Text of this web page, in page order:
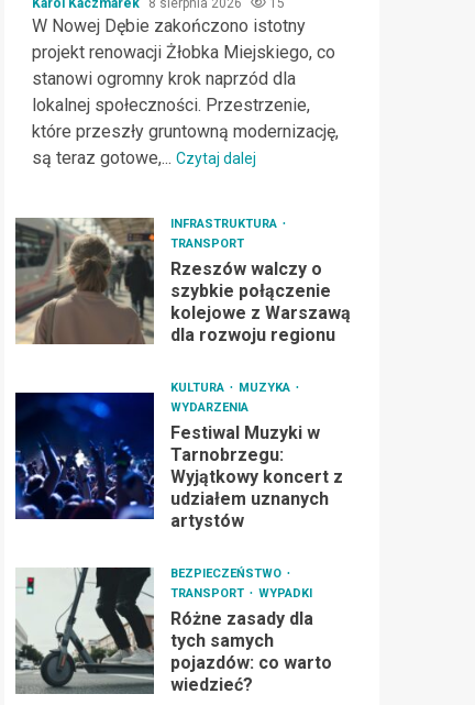
Karol Kaczmarek 8 sierpnia 2026 15
W Nowej Dębie zakończono istotny
projekt renowacji Żłobka Miejskiego, co
stanowi ogromny krok naprzód dla
lokalnej społeczności. Przestrzenie,
które przeszły gruntowną modernizację,
są teraz gotowe,... Czytaj dalej
INFRASTRUKTURA
TRANSPORT
Rzeszów walczy o
szybkie połączenie
kolejowe z Warszawą
dla rozwoju regionu
KULTURA
MUZYKA
WYDARZENIA
Festiwal Muzyki w
Tarnobrzegu:
Wyjątkowy koncert z
udziałem uznanych
artystów
BEZPIECZEŃSTWO
TRANSPORT
WYPADKI
Różne zasady dla
tych samych
pojazdów: co warto
wiedzieć?